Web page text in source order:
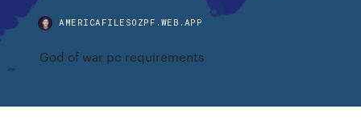
AMERICAFILESOZPF.WEB.APP
God of war pc requirements